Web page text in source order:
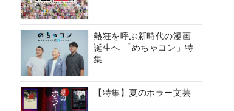
熱狂を呼ぶ新時代の漫画
誕生へ 「めちゃコン」特
集
【特集】夏のホラー文芸